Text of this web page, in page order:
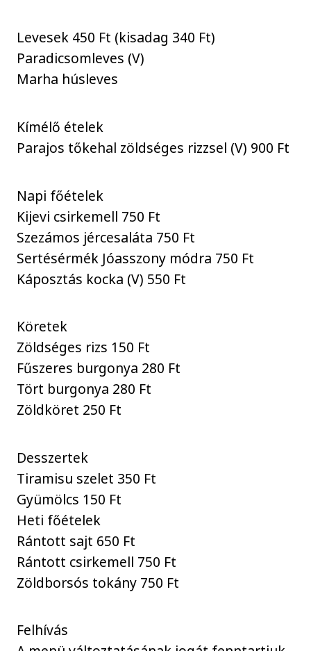
Levesek 450 Ft (kisadag 340 Ft)
Paradicsomleves (V)
Marha húsleves
Kímélő ételek
Parajos tőkehal zöldséges rizzsel (V) 900 Ft
Napi főételek
Kijevi csirkemell 750 Ft
Szezámos jércesaláta 750 Ft
Sertésérmék Jóasszony módra 750 Ft
Káposztás kocka (V) 550 Ft
Köretek
Zöldséges rizs 150 Ft
Fűszeres burgonya 280 Ft
Tört burgonya 280 Ft
Zöldköret 250 Ft
Desszertek
Tiramisu szelet 350 Ft
Gyümölcs 150 Ft
Heti főételek
Rántott sajt 650 Ft
Rántott csirkemell 750 Ft
Zöldborsós tokány 750 Ft
Felhívás